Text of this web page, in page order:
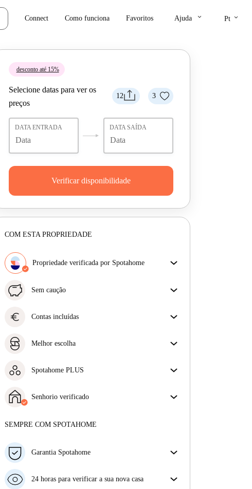
Connect Como funciona Favoritos Ajuda keyboard_arrow_down Pt keyboard_arrow_down
desconto até 15%
12 3
Selecione datas para ver os
preços
DATA ENTRADA DATA SAÍDA
Verificar disponibilidade
COM ESTA PROPRIEDADE
Propriedade verificada por Spotahome
obténs exatamente o que vês no anúncio.
Sem caução
mudança sem depósito.
euro Contas incluídas
incluídas. A renda e as contas estão todas incluídas
Melhor escolha
fantásticos, disponibilidade e qualidade de topo.
Spotahome PLUS
inquilinos ao fornecer acesso aos mais altos padrões
de segurança e suporte adicional durante o
Senhorio verificado
Mais sobre este senhorio
SEMPRE COM SPOTAHOME
Garantia Spotahome
antecedência, nós iremos A) pagar um hotel e ajudá-
24 horas para verificar a sua nova casa